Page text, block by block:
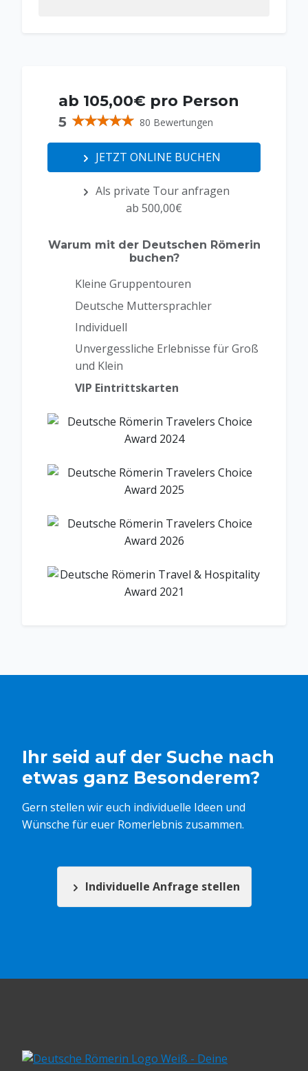
ab 105,00€ pro Person
5 80 Bewertungen
JETZT ONLINE BUCHEN
Als private Tour anfragen
ab 500,00€
Warum mit der Deutschen Römerin
buchen?
Kleine Gruppentouren
Deutsche Muttersprachler
Individuell
Unvergessliche Erlebnisse für Groß
und Klein
VIP Eintrittskarten
Ihr seid auf der Suche nach
etwas ganz Besonderem?
Gern stellen wir euch individuelle Ideen und
Wünsche für euer Romerlebnis zusammen.
Individuelle Anfrage stellen